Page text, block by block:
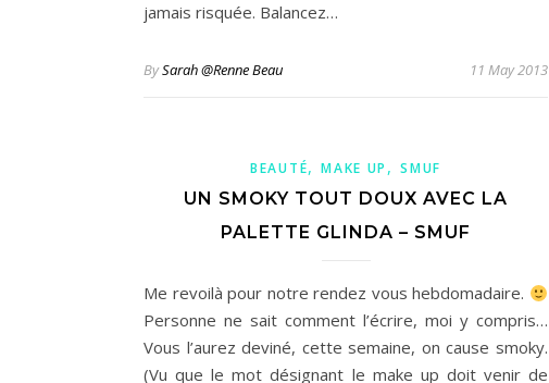
jamais risquée. Balancez…
BySarah @Renne Beau 11 May 2013
BEAUTÉ,MAKE UP ,SMUF
UN SMOKY TOUT DOUX AVEC LA
PALETTE GLINDA – SMUF
Me revoilà pour notre rendez vous hebdomadaire.
Personne ne sait comment l’écrire, moi y compris…
Vous l’aurez deviné, cette semaine, on cause smoky.
(Vu que le mot désignant le make up doit venir de